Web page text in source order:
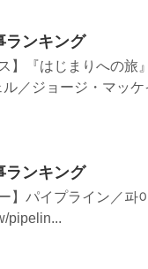
ランキング
】『はじまりへの旅
／ジョージ・マッ
ランキング
】パイプライン／파
pipelin...